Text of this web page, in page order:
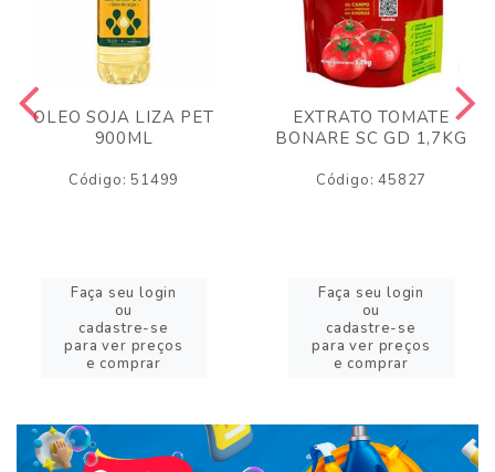
OLEO SOJA LIZA PET
900ML
Código: 51499
Faça seu login
ou
cadastre-se
para ver preços
e comprar
EXTRATO TOMATE
BONARE SC GD 1,7KG
Código: 45827
Faça seu login
ou
cadastre-se
para ver preços
e comprar